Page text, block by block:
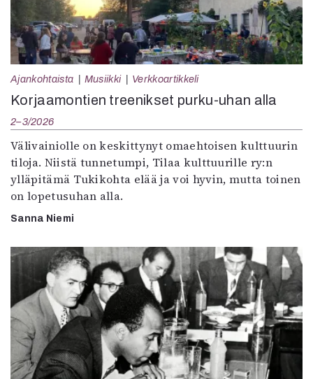
Ajankohtaista Musiikki Verkkoartikkeli
Korjaamontien treenikset purku-uhan alla
2–3/2026
Välivainiolle on keskittynyt omaehtoisen kulttuurin
tiloja. Niistä tunnetumpi, Tilaa kulttuurille ry:n
ylläpitämä Tukikohta elää ja voi hyvin, mutta toinen
on lopetusuhan alla.
Sanna Niemi